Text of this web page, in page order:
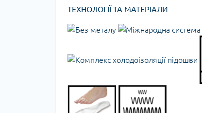
ТЕХНОЛОГІЇ ТА МАТЕРІАЛИ